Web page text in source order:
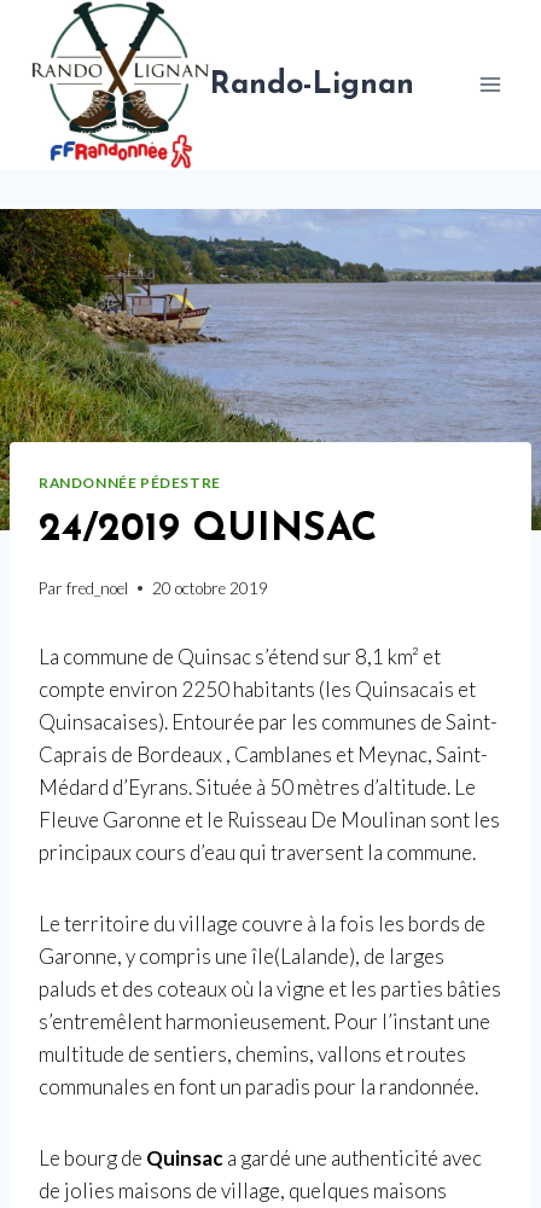
contenu
Rando-Lignan
RANDONNÉE PÉDESTRE
24/2019 QUINSAC
Par fred_noel 20 octobre 2019
La commune de Quinsac s’étend sur 8,1 km² et
compte environ 2250 habitants (les Quinsacais et
Quinsacaises). Entourée par les communes de Saint-
Caprais de Bordeaux , Camblanes et Meynac, Saint-
Médard d’Eyrans. Située à 50 mètres d’altitude. Le
Fleuve Garonne et le Ruisseau De Moulinan sont les
principaux cours d’eau qui traversent la commune.
Le territoire du village couvre à la fois les bords de
Garonne, y compris une île(Lalande), de larges
paluds et des coteaux où la vigne et les parties bâties
s’entremêlent harmonieusement. Pour l’instant une
multitude de sentiers, chemins, vallons et routes
communales en font un paradis pour la randonnée.
Le bourg de Quinsaca gardé une authenticité avec
de jolies maisons de village, quelques maisons